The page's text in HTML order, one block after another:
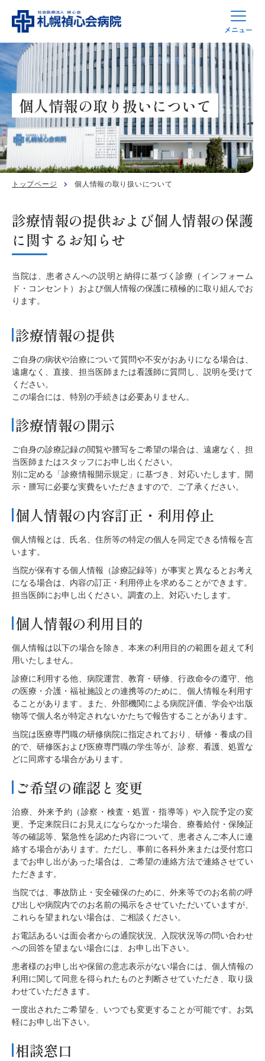
個人情報の取り扱いについて
トップページ 個人情報の取り扱いについて
診療情報の提供および個人情報の保護
に関するお知らせ
当院は、患者さんへの説明と納得に基づく診療（インフォーム
ド・コンセント）および個人情報の保護に積極的に取り組んでお
ります。
診療情報の提供
ご自身の病状や治療について質問や不安がおありになる場合は、
遠慮なく、直接、担当医師または看護師に質問し、説明を受けて
ください。
この場合には、特別の手続きは必要ありません。
診療情報の開示
ご自身の診療記録の閲覧や謄写をご希望の場合は、遠慮なく、担
当医師またはスタッフにお申し出ください。
別に定める「診療情報開示規定」に基づき、対応いたします。開
示・謄写に必要な実費をいただきますので、ご了承ください。
個人情報の内容訂正・利用停止
個人情報とは、氏名、住所等の特定の個人を同定できる情報を言
います。
当院が保有する個人情報（診療記録等）が事実と異なるとお考え
になる場合は、内容の訂正・利用停止を求めることができます。
担当医師にお申し出ください。調査の上、対応いたします。
個人情報の利用目的
個人情報は以下の場合を除き、本来の利用目的の範囲を超えて利
用いたしません。
診療に利用する他、病院運営、教育・研修、行政命令の遵守、他
の医療・介護・福祉施設との連携等のために、個人情報を利用す
ることがあります。また、外部機関による病院評価、学会や出版
物等で個人名が特定されないかたちで報告することがあります。
当院は医療専門職の研修病院に指定されており、研修・養成の目
的で、研修医および医療専門職の学生等が、診察、看護、処置な
どに同席する場合があります。
ご希望の確認と変更
治療、外来予約（診察・検査・処置・指導等）や入院予定の変
更、予定来院日にお見えにならなかった場合、療養給付・保険証
等の確認等、緊急性を認めた内容について、患者さんご本人に連
絡する場合があります。ただし、事前に各科外来または受付窓口
までお申し出があった場合は、ご希望の連絡方法で連絡させてい
ただきます。
当院では、事故防止・安全確保のために、外来等でのお名前の呼
び出しや病院内でのお名前の掲示をさせていただいていますが、
これらを望まれない場合は、ご相談ください。
お電話あるいは面会者からの通院状況、入院状況等の問い合わせ
への回答を望まない場合には、お申し出下さい。
患者様のお申し出や保留の意志表示がない場合には、個人情報の
利用に関して同意を得られたものと判断させていただき、取り扱
わせていただきます。
一度出されたご希望を、いつでも変更することが可能です。お気
軽にお申し出下さい。
相談窓口